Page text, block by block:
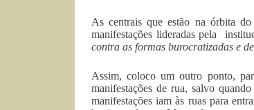
As centrais que estão na órbita
manifestações lideradas pela
contra as formas burocratizadas e
Assim, coloco um outro ponto,
manifestações de rua, salvo
manifestações iam às ruas para